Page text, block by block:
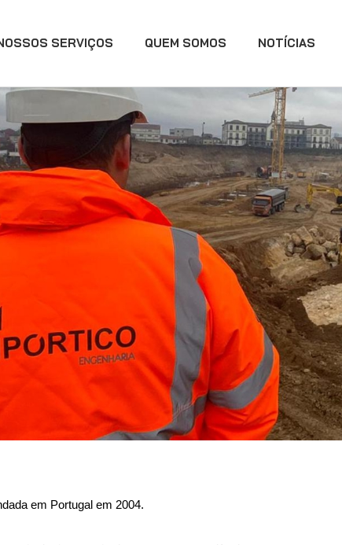
SERVIÇOS QUEM SOMOS NOTÍCIAS
em Portugal em 2004.